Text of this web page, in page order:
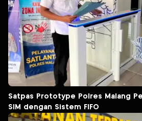
Satpas Prototype Polres Malang
SIM dengan Sistem FIFO